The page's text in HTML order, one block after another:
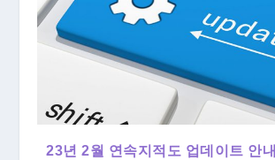
23년 2월 연속지적도 업데이트 안내